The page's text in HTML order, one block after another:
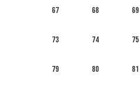
67 68 69
73 74 75
79 80 81